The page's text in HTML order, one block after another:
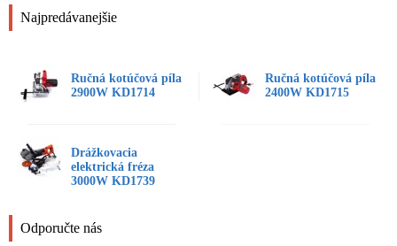
Najpredávanejšie
Ručná kotúčová píla
2900W KD1714
Ručná kotúčová píla
2400W KD1715
Drážkovacia
elektrická fréza
3000W KD1739
Odporučte nás